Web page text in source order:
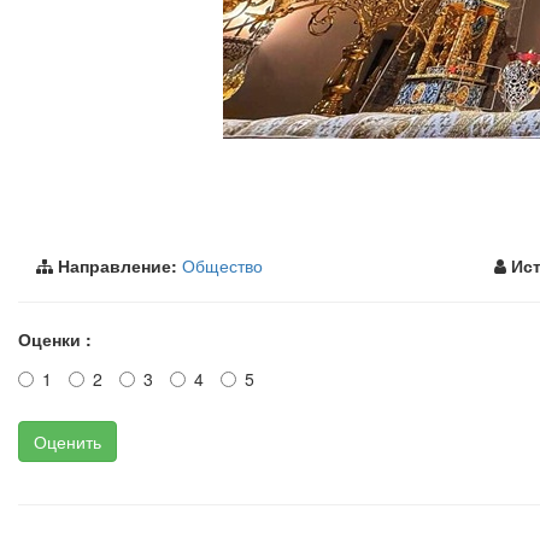
Направление: Общество
Оценки :
1
2 3 4 5
Оценить